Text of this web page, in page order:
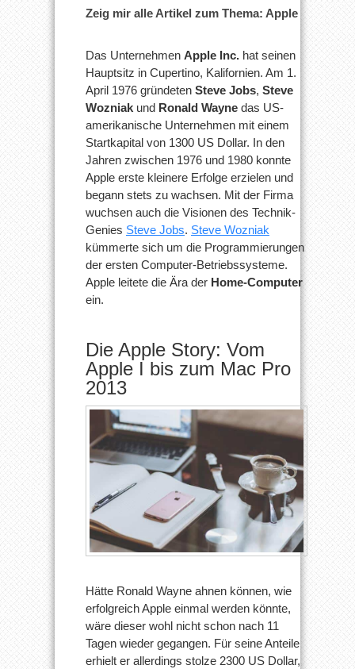
Zeig mir alle Artikel zum Thema: Apple
Das Unternehmen Apple Inc. hat seinen
Hauptsitz in Cupertino, Kalifornien. Am 1.
April 1976 gründeten Steve Jobs, Steve
Wozniak und Ronald Wayne das US-
amerikanische Unternehmen mit einem
Startkapital von 1300 US Dollar. In den
Jahren zwischen 1976 und 1980 konnte
Apple erste kleinere Erfolge erzielen und
begann stets zu wachsen. Mit der Firma
wuchsen auch die Visionen des Technik-
Genies Steve Jobs. Steve Wozniak
kümmerte sich um die Programmierungen
der ersten Computer-Betriebssysteme.
Apple leitete die Ära der Home-Computer
ein.
Die Apple Story: Vom
Apple I bis zum Mac Pro
2013
Hätte Ronald Wayne ahnen können, wie
erfolgreich Apple einmal werden könnte,
wäre dieser wohl nicht schon nach 11
Tagen wieder gegangen. Für seine Anteile
erhielt er allerdings stolze 2300 US Dollar,